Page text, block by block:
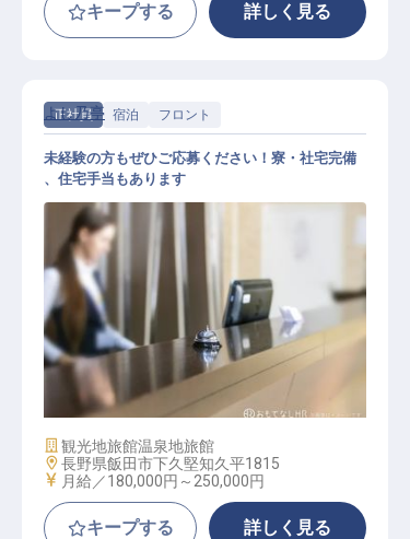
キープする 詳しく見る
正社員 宿泊 フロント
フロントスタッフ
よし乃亭
未経験の方もぜひご応募ください！寮・社宅完備
、住宅手当もあります
施設業態
観光地旅館温泉地旅館
勤務地
長野県飯田市下久堅知久平1815
給与
月給／180,000円～ 250,000円
キープする 詳しく見る